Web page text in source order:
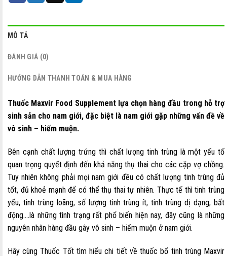
MÔ TẢ
ĐÁNH GIÁ (0)
HƯỚNG DẪN THANH TOÁN & MUA HÀNG
Thuốc Maxvir Food Supplement lựa chọn hàng đầu trong hỗ trợ
sinh sản cho nam giới, đặc biệt là nam giới gặp những vấn đề về
vô sinh – hiếm muộn.
Bên cạnh chất lượng trứng thì chất lượng tinh trùng là một yếu tố
quan trọng quyết định đến khả năng thụ thai cho các cặp vợ chồng.
Tuy nhiên không phải mọi nam giới đều có chất lượng tinh trùng đủ
tốt, đủ khoẻ mạnh để có thể thụ thai tự nhiên. Thực tế thì tinh trùng
yếu, tinh trùng loãng, số lượng tinh trùng ít, tinh trùng dị dạng, bất
động….là những tình trạng rất phổ biến hiện nay, đây cũng là những
nguyên nhân hàng đầu gây vô sinh – hiếm muộn ở nam giới.
Hãy cùng Thuốc Tốt tìm hiểu chi tiết về thuốc bổ tinh trùng Maxvir